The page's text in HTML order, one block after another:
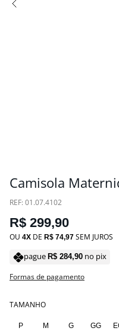
Camisola
: 01.07.4102
R$ 299,90
OU 4 DE R$ 74,97 SEM JUROS
pague R$ 284,90 no pix
Formas de pagamento
TAMANHO
P M G GG